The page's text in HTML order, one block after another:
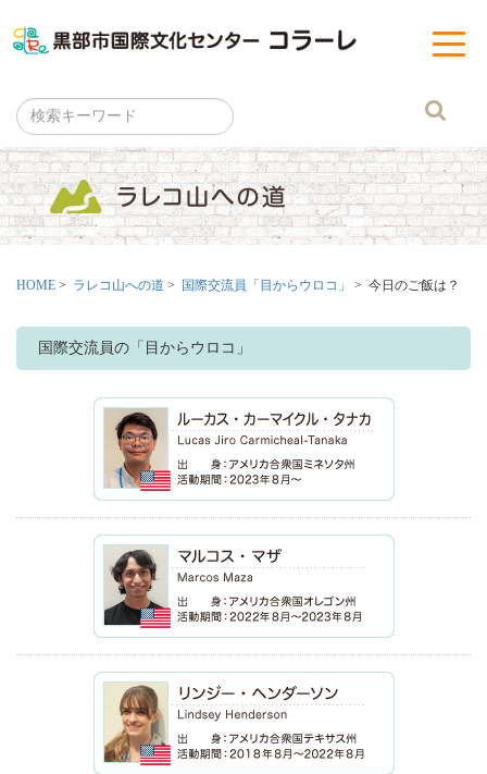
黒部
t
o
v
i
g
a
t
i
o
HOME > ラレコ山への道 > 国際交流員「目からウロコ」 > 今日のご飯は？
国際交流員の「目からウロコ」